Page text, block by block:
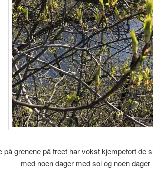
på grenene på treet har vokst kjempefort de
med noen dager med sol og noen